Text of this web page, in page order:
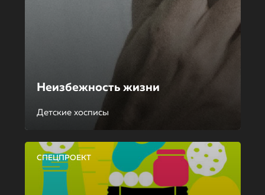
Неизбежность жизни
Детские хосписы
СПЕЦПРОЕКТ